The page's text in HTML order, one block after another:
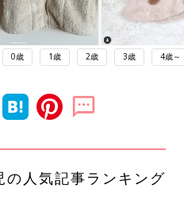
0歳 1歳 2歳 3歳 4歳～
の人気記事ランキング